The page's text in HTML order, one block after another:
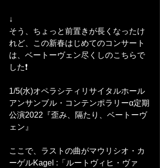
↓
そう、ちょっと前置きが長くなったけ
れど、この新春はじめてのコンサート
は、ベートーヴェン尽くしのこちらで
した❗
1/5(水)オペラシティリサイタルホール
アンサンブル・コンテンポラリーα定期
公演2022『歪み、隔たり、ベートーヴ
ェン』
ここで、ラストの曲がマウリシオ・カ
ーゲルKagel :「ルートヴィヒ・ヴァ